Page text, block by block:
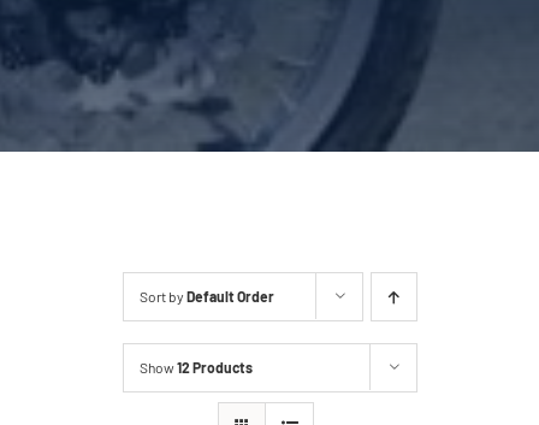
Sort by Default Order
Show12 Products